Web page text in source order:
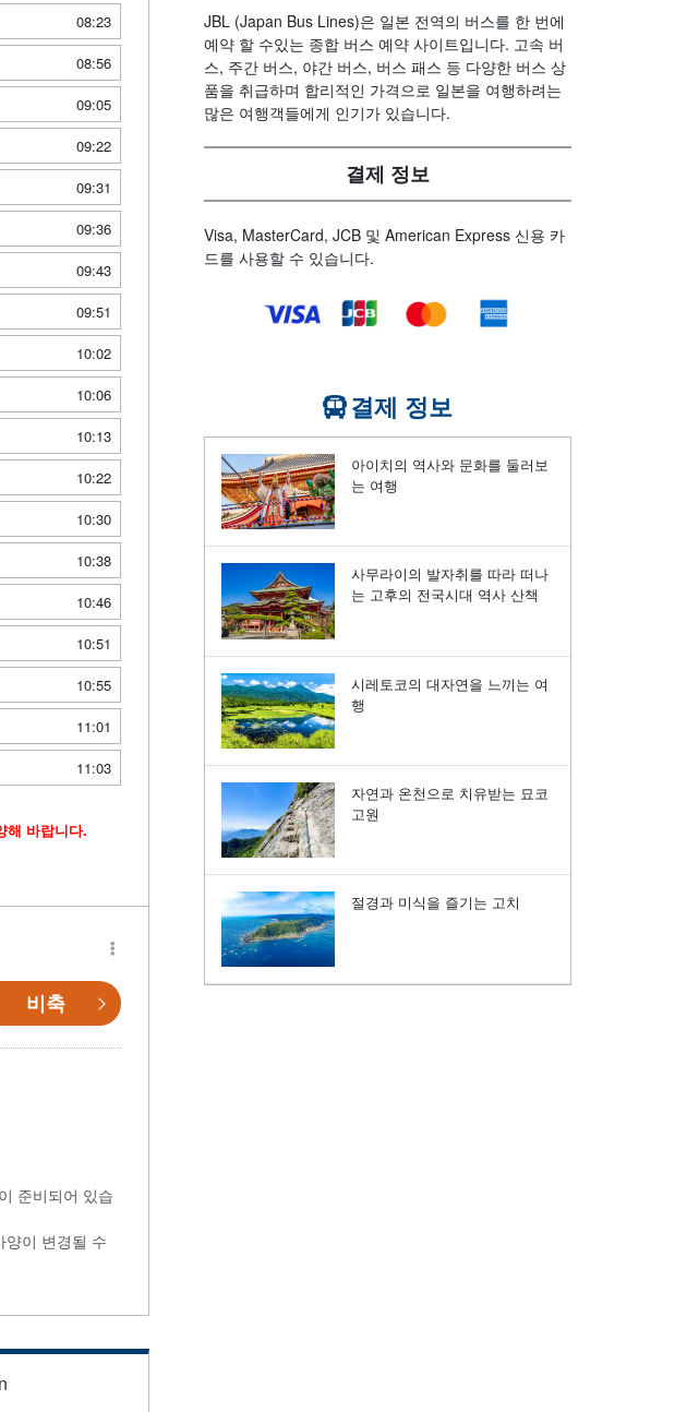
08:23
08:56
09:05
09:22
09:31
09:36
09:43
09:51
10:02
10:06
10:13
10:22
10:30
10:38
10:46
10:51
10:55
11:01
11:03
해 바랍니다.
비축
준비되어 있습
양이 변경될 수
JBL (Japan Bus Lines)은 일본 전역의 버스를 한 번에
예약 할 수있는 종합 버스 예약 사이트입니다. 고속 버
스, 주간 버스, 야간 버스, 버스 패스 등 다양한 버스 상
품을 취급하며 합리적인 가격으로 일본을 여행하려는
많은 여행객들에게 인기가 있습니다.
결제 정보
Visa, MasterCard, JCB 및 American Express 신용 카
드를 사용할 수 있습니다.
결제 정보
아이치의 역사와 문화를 둘러보
는 여행
사무라이의 발자취를 따라 떠나
는 고후의 전국시대 역사 산책
시레토코의 대자연을 느끼는 여
행
자연과 온천으로 치유받는 묘코
고원
절경과 미식을 즐기는 고치